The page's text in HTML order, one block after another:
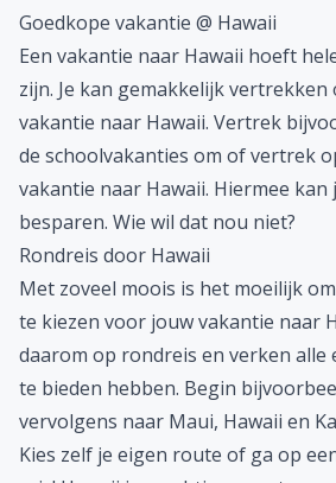
Goedkope vakantie @ Hawaii
Een vakantie naar Hawaii hoeft
zijn. Je kan gemakkelijk vertrekken
vakantie naar Hawaii. Vertrek
de schoolvakanties om of vertrek
vakantie naar Hawaii. Hiermee kan
besparen. Wie wil dat nou niet?
Rondreis door Hawaii
Met zoveel moois is het moeilijk
te kiezen voor jouw vakantie naar
daarom op rondreis en verken alle
te bieden hebben. Begin
vervolgens naar Maui, Hawaii en
Kies zelf je eigen route of ga op